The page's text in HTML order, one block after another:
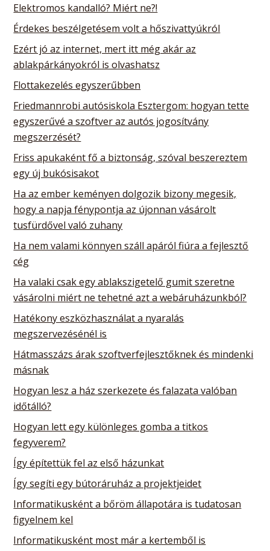
Elektromos kandalló? Miért ne?!
Érdekes beszélgetésem volt a hőszivattyúkról
Ezért jó az internet, mert itt még akár az
ablakpárkányokról is olvashatsz
Flottakezelés egyszerűbben
Friedmannrobi autósiskola Esztergom: hogyan tette
egyszerűvé a szoftver az autós jogosítvány
megszerzését?
Friss apukaként fő a biztonság, szóval beszereztem
egy új bukósisakot
Ha az ember keményen dolgozik bizony megesik,
hogy a napja fénypontja az újonnan vásárolt
tusfürdővel való zuhany
Ha nem valami könnyen száll apáról fiúra a fejlesztő
cég
Ha valaki csak egy ablakszigetelő gumit szeretne
vásárolni miért ne tehetné azt a webáruházunkból?
Hatékony eszközhasználat a nyaralás
megszervezésénél is
Hátmasszázs árak szoftverfejlesztőknek és mindenki
másnak
Hogyan lesz a ház szerkezete és falazata valóban
időtálló?
Hogyan lett egy különleges gomba a titkos
fegyverem?
Így építettük fel az első házunkat
Így segíti egy bútoráruház a projektjeidet
Informatikusként a bőröm állapotára is tudatosan
figyelnem kel
Informatikusként most már a kertemből is